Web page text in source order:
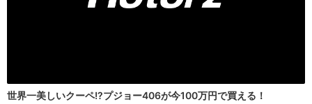
世界一美しいクーペ!?プジョー406が今100万円で買える！